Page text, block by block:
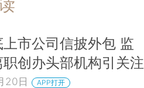
市公司信披外包 监
创办头部机构引关注
20日 APP打开